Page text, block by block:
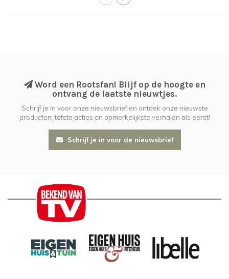
Word een Rootsfan! Blijf op de hoogte en
ontvang de laatste nieuwtjes.
Schrijf je in voor onze nieuwsbrief en ontdek onze nieuwste
producten, tofste acties en opmerkelijkste verhalen als eerst!
Schrijf je in voor de nieuwsbrief